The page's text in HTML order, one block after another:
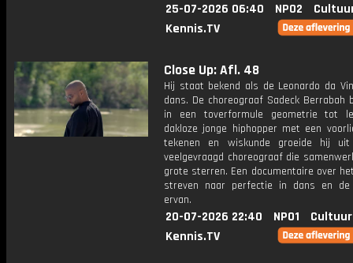
25-07-2026 06:40 NPO2
Kennis.TV
Close Up: Afl. 48
Hij staat bekend als de Leonardo da
dans. De choreograaf Sadeck Berrabah
in een toverformule geometrie tot
dakloze jonge hiphopper met een
tekenen en wiskunde groeide hij
veelgevraagd choreograaf die
grote sterren. Een documentaire over
streven naar perfectie in dans en de
ervan.
20-07-2026 22:40 NPO1
Kennis.TV